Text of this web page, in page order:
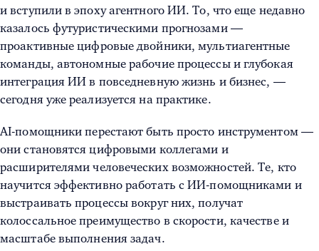
и вступили в эпоху агентного ИИ. То, что еще недавно
казалось футуристическими прогнозами —
проактивные цифровые двойники, мультиагентные
команды, автономные рабочие процессы и глубокая
интеграция ИИ в повседневную жизнь и бизнес, —
сегодня уже реализуется на практике.
AI-помощники перестают быть просто инструментом —
они становятся цифровыми коллегами и
расширителями человеческих возможностей. Те, кто
научится эффективно работать с ИИ-помощниками и
выстраивать процессы вокруг них, получат
колоссальное преимущество в скорости, качестве и
масштабе выполнения задач.